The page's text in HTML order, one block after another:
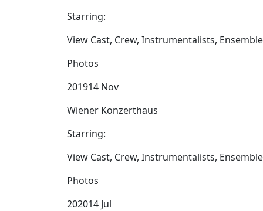
Starring:
View Cast, Crew, Instrumentalists,
Photos
201914 Nov
Wiener Konzerthaus
Starring:
View Cast, Crew, Instrumentalists,
Photos
202014 Jul